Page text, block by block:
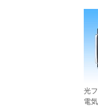
光
電